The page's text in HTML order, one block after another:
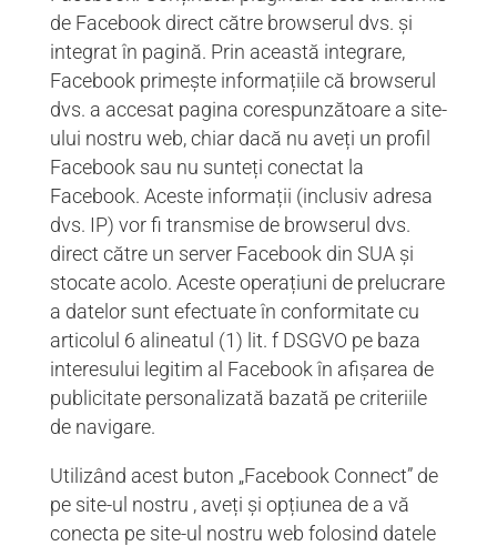
de Facebook direct către browserul dvs. și
integrat în pagină. Prin această integrare,
Facebook primește informațiile că browserul
dvs. a accesat pagina corespunzătoare a site-
ului nostru web, chiar dacă nu aveți un profil
Facebook sau nu sunteți conectat la
Facebook. Aceste informații (inclusiv adresa
dvs. IP) vor fi transmise de browserul dvs.
direct către un server Facebook din SUA și
stocate acolo. Aceste operațiuni de prelucrare
a datelor sunt efectuate în conformitate cu
articolul 6 alineatul (1) lit. f DSGVO pe baza
interesului legitim al Facebook în afișarea de
publicitate personalizată bazată pe criteriile
de navigare.
Utilizând acest buton „Facebook Connect” de
pe site-ul nostru , aveți și opțiunea de a vă
conecta pe site-ul nostru web folosind datele